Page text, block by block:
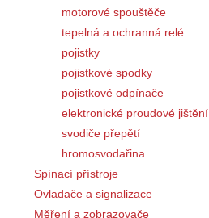
motorové spouštěče
tepelná a ochranná relé
pojistky
pojistkové spodky
pojistkové odpínače
elektronické proudové jištění
svodiče přepětí
hromosvodařina
Spínací přístroje
Ovladače a signalizace
Měření a zobrazovače